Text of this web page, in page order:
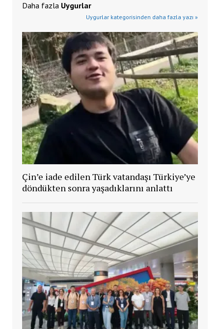
Daha fazla Uygurlar
Uygurlar kategorisinden daha fazla yazı »
Çin’e iade edilen Türk vatandaşı Türkiye’ye
döndükten sonra yaşadıklarını anlattı